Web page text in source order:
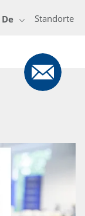
Standorte
De